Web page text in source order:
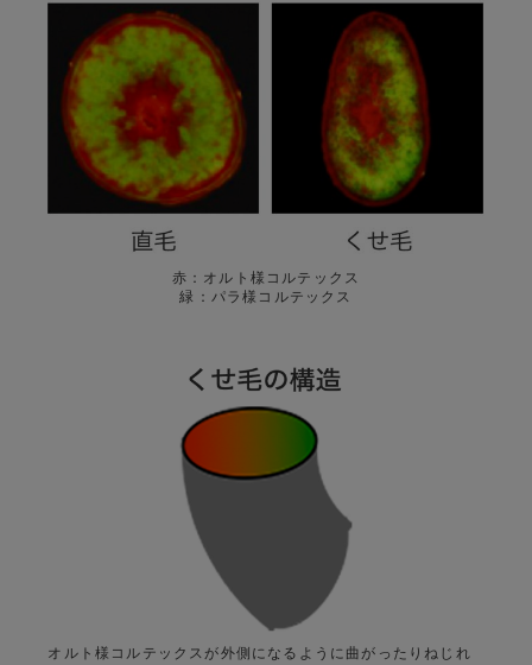
赤：オルト様コルテックス
緑：パラ様コルテックス
オルト様コルテックスが外側になるように曲がったりねじれ